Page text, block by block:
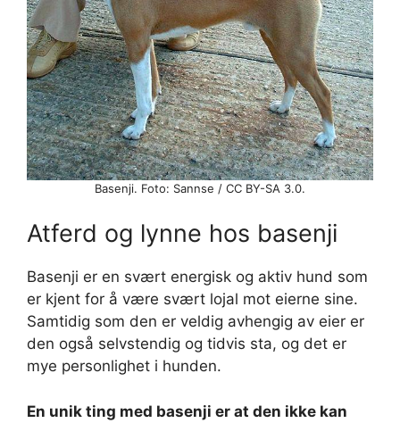
Basenji. Foto: Sannse / CC BY-SA 3.0.
Atferd og lynne hos basenji
Basenji er en svært energisk og aktiv hund som
er kjent for å være svært lojal mot eierne sine.
Samtidig som den er veldig avhengig av eier er
den også selvstendig og tidvis sta, og det er
mye personlighet i hunden.
En unik ting med basenji er at den ikke kan